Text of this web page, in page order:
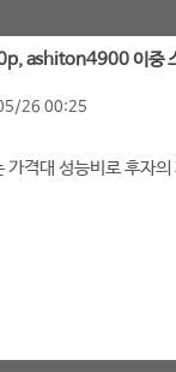
ashiton4900 이중
26 00:25
격대 성능비로 후자의